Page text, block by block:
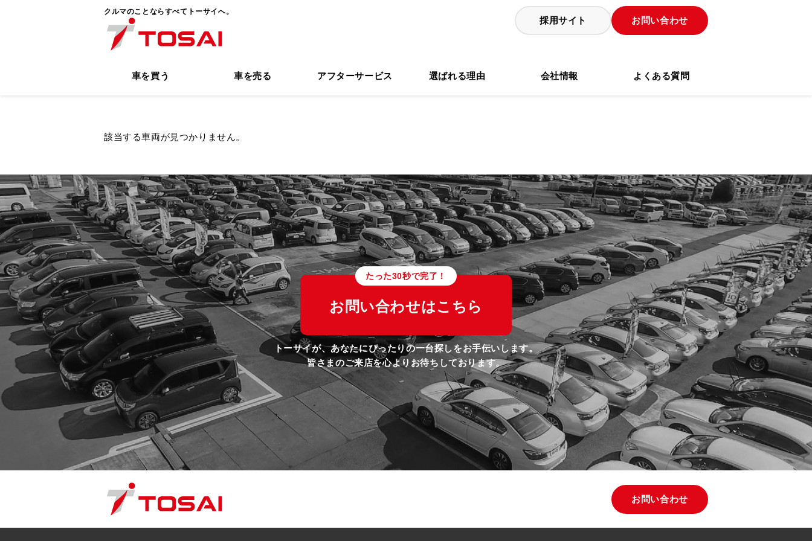
クルマのことならすべてトーサイへ。
採用サイト お問い合わせ
車を買う 車を売る アフターサービス 選ばれる理由 会社情報 よくある質問
該当する車両が見つかりません。
たった30秒で完了！
お問い合わせはこちら
トーサイが、あなたにぴったりの一台探しをお手伝いします。
皆さまのご来店を心よりお待ちしております。
お問い合わせ